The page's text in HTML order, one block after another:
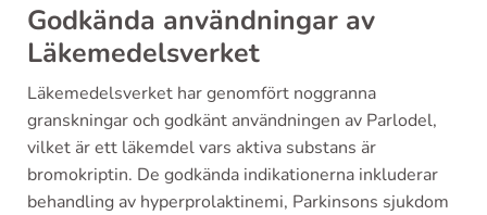
Godkända användningar av
Läkemedelsverket
Läkemedelsverket har genomfört noggranna
granskningar och godkänt användningen av Parlodel,
vilket är ett läkemdel vars aktiva substans är
bromokriptin. De godkända indikationerna inkluderar
behandling av hyperprolaktinemi, Parkinsons sjukdom